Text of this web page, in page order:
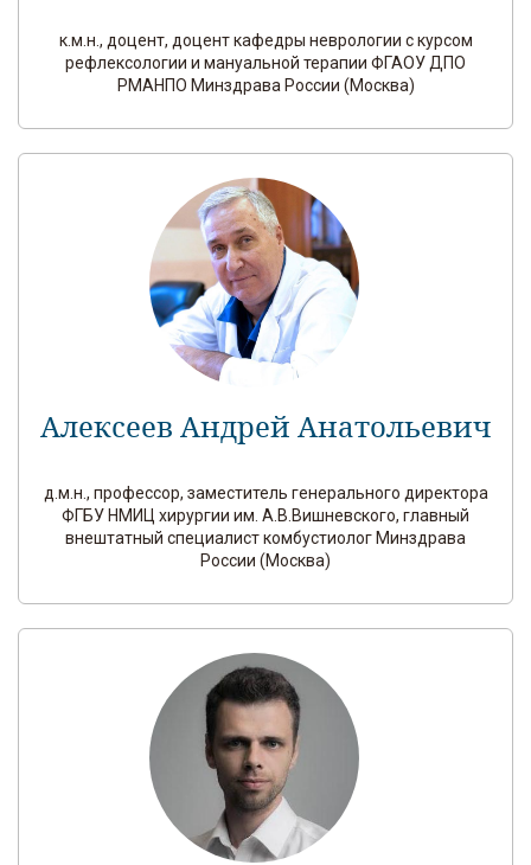
к.м.н., доцент, доцент кафедры неврологии с курсом
рефлексологии и мануальной терапии ФГАОУ ДПО
РМАНПО Минздрава России (Москва)
Алексеев Андрей Анатольевич
д.м.н., профессор, заместитель генерального директора
ФГБУ НМИЦ хирургии им. А.В.Вишневского, главный
внештатный специалист комбустиолог Минздрава
России (Москва)